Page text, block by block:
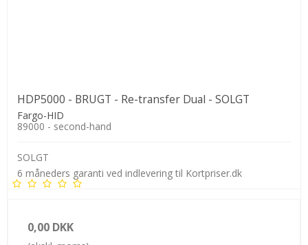
HDP5000 - BRUGT - Re-transfer Dual - SOLGT
Fargo-HID
89000 - second-hand
SOLGT
6 måneders garanti ved indlevering til Kortpriser.dk
0,00 DKK